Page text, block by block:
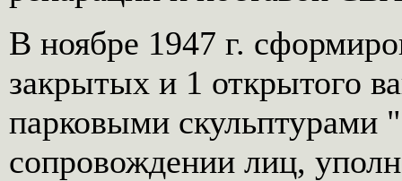
В ноябре 1947 г.
закрытых и 1 открытого
парковыми скульптурами
сопровождении лиц,